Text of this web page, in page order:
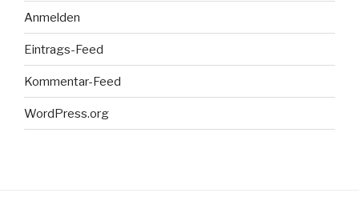
Anmelden
Eintrags-Feed
Kommentar-Feed
WordPress.org